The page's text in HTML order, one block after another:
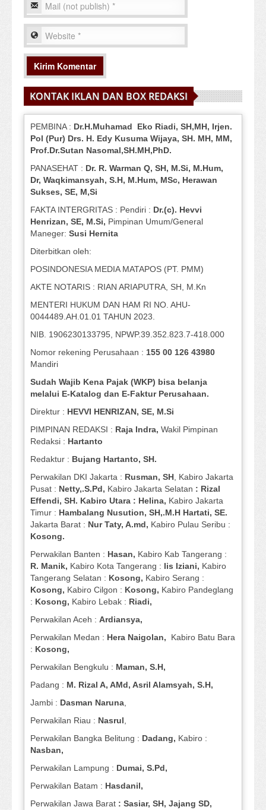
KONTAK IKLAN DAN BOX REDAKSI
PEMBINA : Dr.H.Muhamad Eko Riadi, SH,MH, Irjen.
Pol (Pur) Drs. H. Edy Kusuma Wijaya, SH. MH, MM,
Prof.Dr.Sutan Nasomal,SH.MH,PhD.
PANASEHAT : Dr. R. Warman Q, SH, M.Si, M.Hum,
Dr, Waqkimansyah, S.H, M.Hum, MSc, Herawan
Sukses, SE, M,Si
FAKTA INTERGRITAS : Pendiri : Dr.(c). Hevvi
Henrizan, SE, M.Si, Pimpinan Umum/General
Maneger: Susi Hernita
Diterbitkan oleh:
POSINDONESIA MEDIA MATAPOS (PT. PMM)
AKTE NOTARIS : RIAN ARIAPUTRA, SH, M.Kn
MENTERI HUKUM DAN HAM RI NO. AHU-
0044489.AH.01.01 TAHUN 2023.
NIB. 1906230133795, NPWP.39.352.823.7-418.000
Nomor rekening Perusahaan : 155 00 126 43980
Mandiri
Sudah Wajib Kena Pajak (WKP) bisa belanja
melalui E-Katalog dan E-Faktur Perusahaan.
Direktur : HEVVI HENRIZAN, SE, M.Si
PIMPINAN REDAKSI : Raja Indra, Wakil Pimpinan
Redaksi : Hartanto
Redaktur : Bujang Hartanto, SH.
Perwakilan DKI Jakarta : Rusman, SH, Kabiro Jakarta
Pusat : Netty,.S.Pd, Kabiro Jakarta Selatan : Rizal
Effendi, SH. Kabiro Utara : Helina, Kabiro Jakarta
Timur : Hambalang Nusution, SH,.M.H Hartati, SE.
Jakarta Barat : Nur Taty, A.md, Kabiro Pulau Seribu :
Kosong.
Perwakilan Banten : Hasan, Kabiro Kab Tangerang :
R. Manik, Kabiro Kota Tangerang : Iis Iziani, Kabiro
Tangerang Selatan : Kosong, Kabiro Serang :
Kosong, Kabiro Cilgon : Kosong, Kabiro Pandeglang
: Kosong, Kabiro Lebak : Riadi,
Perwakilan Aceh : Ardiansya,
Perwakilan Medan : Hera Naigolan, Kabiro Batu Bara
: Kosong,
Perwakilan Bengkulu : Maman, S.H,
Padang : M. Rizal A, AMd, Asril Alamsyah, S.H,
Jambi : Dasman Naruna,
Perwakilan Riau : Nasrul,
Perwakilan Bangka Belitung : Dadang, Kabiro :
Nasban,
Perwakilan Lampung : Dumai, S.Pd,
Perwakilan Batam : Hasdanil,
Perwakilan Jawa Barat : Sasiar, SH, Jajang SD,